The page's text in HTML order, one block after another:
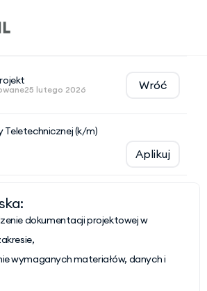
25 lutego 2026 Wróć
Teletechnicznej (k/m)
Aplikuj
dokumentacji projektowej w
wymaganych materiałów, danych i